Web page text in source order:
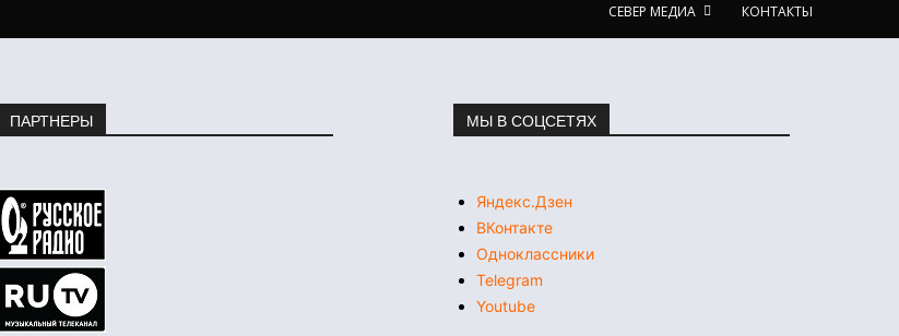
СЕВЕР МЕДИА КОНТАКТЫ
ПАРТНЕРЫ МЫ В СОЦСЕТЯХ
Яндекс.Дзен
ВКонтакте
Одноклассники
Telegram
Youtube